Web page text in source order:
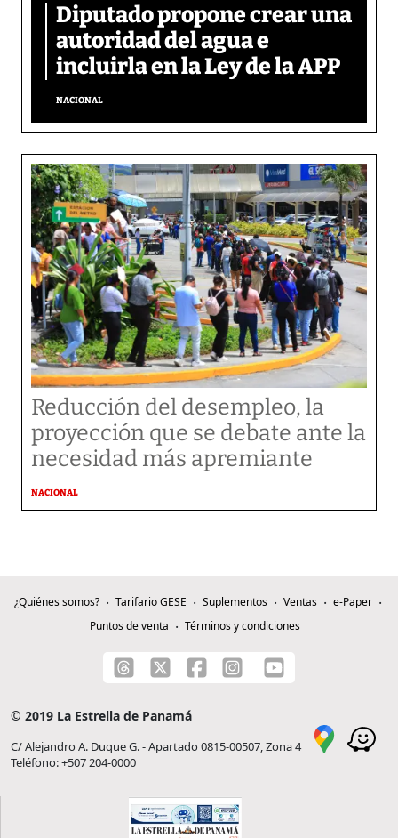
Diputado propone crear una
autoridad del agua e
incluirla en la Ley de la APP
NACIONAL
Reducción del desempleo, la
proyección que se debate ante la
necesidad más apremiante
NACIONAL
¿Quiénes somos? Tarifario GESE Suplementos Ventas
e-Paper
Puntos de venta
Términos y condiciones
© 2019 La Estrella de Panamá
C/ Alejandro A. Duque G. - Apartado 0815-00507, Zona 4
Teléfono: +507 204-0000